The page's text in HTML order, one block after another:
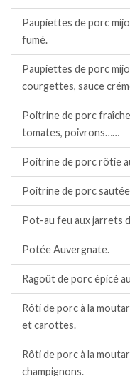
Paupiettes de porc
fumé.
Paupiettes de porc
courgettes, sauce
Poitrine de porc
tomates, poivrons……
Poitrine de porc rôtie
Poitrine de porc
Pot-au feu aux jarrets
Potée Auvergnate.
Ragoût de porc épicé
Rôti de porc à la
et carottes.
Rôti de porc à la
champignons.